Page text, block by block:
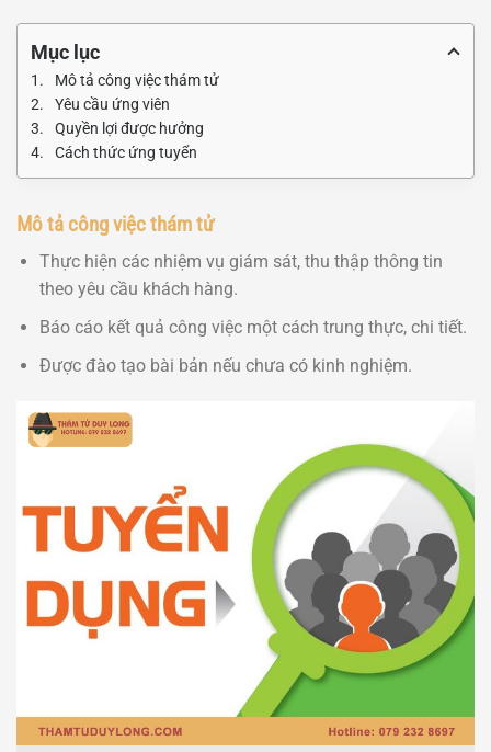
Mục lục
Mô tả công việc thám tử
Yêu cầu ứng viên
Quyền lợi được hưởng
Cách thức ứng tuyển
Mô tả công việc thám tử
Thực hiện các nhiệm vụ giám sát, thu thập thông tin
theo yêu cầu khách hàng.
Báo cáo kết quả công việc một cách trung thực, chi tiết.
Được đào tạo bài bản nếu chưa có kinh nghiệm.